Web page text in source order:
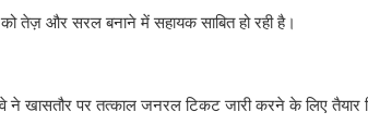
को तेज़ और सरल बनाने में सहायक साबित हो रही है।
ने खासतौर पर तत्काल जनरल टिकट जारी करने के लिए